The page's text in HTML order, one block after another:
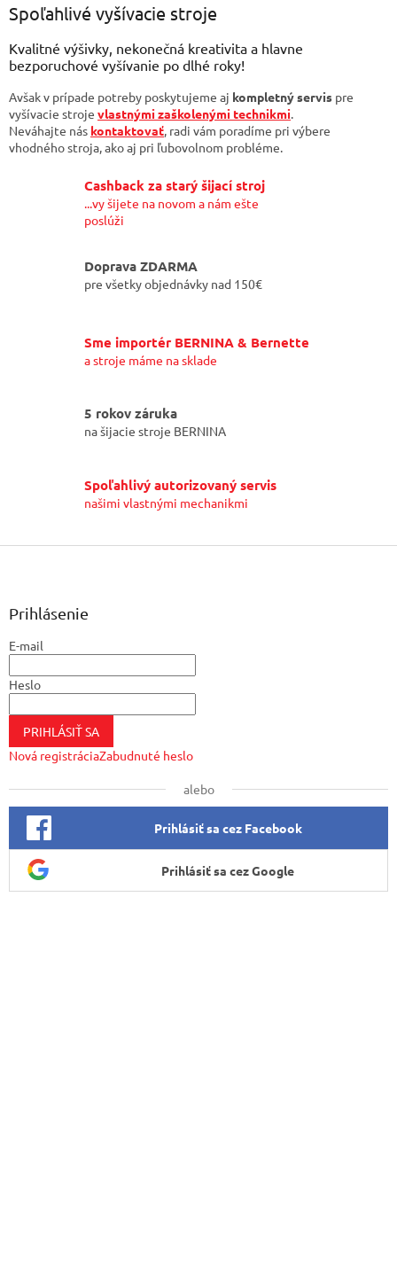
l
á
d
a
i
e
p
r
k
y
v
s
u
Spoľahlivé vyšívacie stroje
Kvalitné výšivky, nekonečná kreativita a hlavne
bezporuchové vyšívanie po dlhé roky!
Avšak v prípade potreby poskytujeme aj kompletný servis pre
vyšívacie stroje vlastnými zaškolenými technikmi.
Neváhajte nás kontaktovať, radi vám poradíme pri výbere
vhodného stroja, ako aj pri ľubovolnom probléme.
Cashback za starý šijací stroj
...vy šijete na novom a nám ešte
poslúži
Doprava ZDARMA
pre všetky objednávky nad 150€
Sme importér BERNINA & Bernette
a stroje máme na sklade
5 rokov záruka
na šijacie stroje BERNINA
Spoľahlivý autorizovaný servis
našimi vlastnými mechanikmi
Z
Prihlásenie
E-mail
Heslo
PRIHLÁSIŤ SA
Nová registráciaZabudnuté heslo
alebo
Prihlásiť sa cez Facebook
Prihlásiť sa cez Google